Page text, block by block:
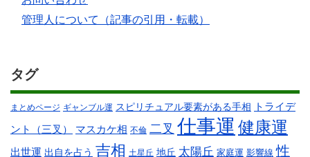
管理人について（記事の引用・転載）
タグ
まとめページ ギャンブル運 スピリチュアル要素がある手相 トライデ
ント（三叉） マスカケ相 不倫 二叉 仕事運 健康運
出世運 出自を占う 吉相 土星丘 地丘 太陽丘 家庭運 影響線 性